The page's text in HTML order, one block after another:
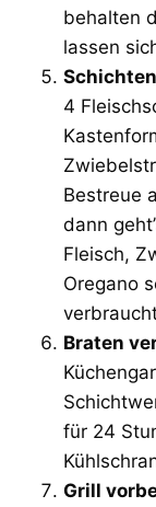
behalten
lassen
4
Bestreue
dann
Fleisch,
Oregano
Braten
für 24
Grill